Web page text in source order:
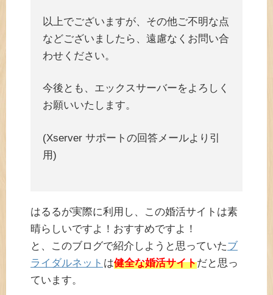
以上でございますが、その他ご不明な点
などございましたら、遠慮なくお問い合
わせください。
今後とも、エックスサーバーをよろしく
お願いいたします。
(Xserver サポートの回答メールより引
用)
はるるが実際に利用し、この婚活サイトは素
晴らしいですよ！おすすめですよ！
と、このブログで紹介しようと思っていたブ
ライダルネット は健全な婚活サイトだと思っ
ています。